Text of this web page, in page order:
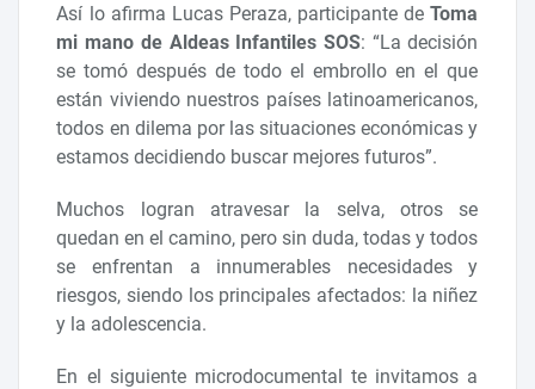
Así lo afirma Lucas Peraza, participante deToma
mi mano de Aldeas Infantiles SOS: “La decisión
se tomó después de todo el embrollo en el que
están viviendo nuestros países latinoamericanos,
todos en dilema por las situaciones económicas y
estamos decidiendo buscar mejores futuros”.
Muchos logran atravesar la selva, otros se
quedan en el camino, pero sin duda, todas y todos
se enfrentan a innumerables necesidades y
riesgos, siendo los principales afectados: la niñez
y la adolescencia.
En el siguiente microdocumental te invitamos a